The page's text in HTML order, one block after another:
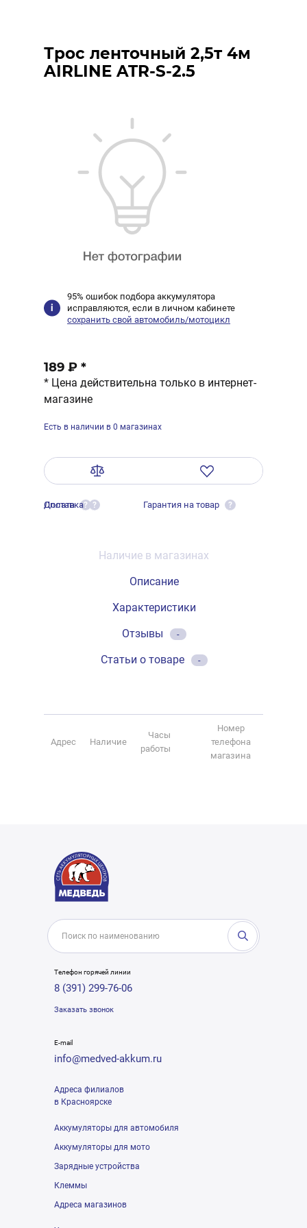
Трос ленточный 2,5т 4м
AIRLINE ATR-S-2.5
95% ошибок подбора аккумулятора
исправляются, если в личном кабинете
сохранить свой автомобиль/мотоцикл
189 ₽ *
* Цена действительна только в интернет-
магазине
Есть в наличии в 0 магазинах
Оплата ?
Доставка ? Гарантия на товар ?
Наличие в магазинах
Описание
Характеристики
Отзывы
-
Статьи о товаре -
Адрес Наличие
Часы
работы
Номер
телефона
магазина
Телефон горячей линии
8 (391) 299-76-06
Заказать звонок
E-mail
info@medved-akkum.ru
Адреса филиалов
в Красноярске
Аккумуляторы для автомобиля
Аккумуляторы для мото
Зарядные устройства
Клеммы
Адреса магазинов